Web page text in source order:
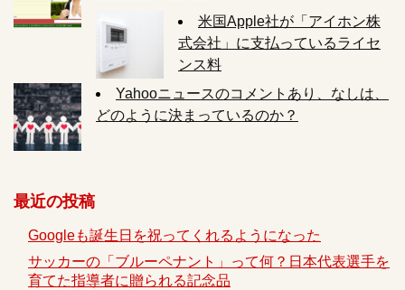
米国Apple社が「アイホン株
式会社」に支払っているライセ
ンス料
Yahooニュースのコメントあり、なしは、
どのように決まっているのか？
最近の投稿
Googleも誕生日を祝ってくれるようになった
サッカーの「ブルーペナント」って何？日本代表選手を
育てた指導者に贈られる記念品